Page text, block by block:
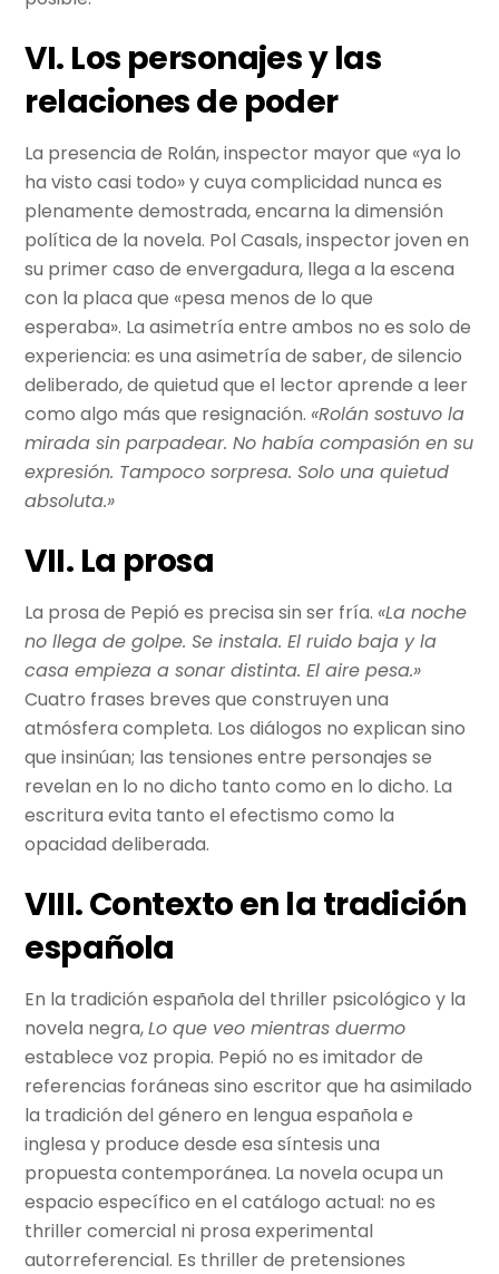
VI. Los personajes y las
relaciones de poder
La presencia de Rolán, inspector mayor que «ya lo
ha visto casi todo» y cuya complicidad nunca es
plenamente demostrada, encarna la dimensión
política de la novela. Pol Casals, inspector joven en
su primer caso de envergadura, llega a la escena
con la placa que «pesa menos de lo que
esperaba». La asimetría entre ambos no es solo de
experiencia: es una asimetría de saber, de silencio
deliberado, de quietud que el lector aprende a leer
como algo más que resignación. «Rolán sostuvo la
mirada sin parpadear. No había compasión en su
expresión. Tampoco sorpresa. Solo una quietud
absoluta.»
VII. La prosa
La prosa de Pepió es precisa sin ser fría. «La noche
no llega de golpe. Se instala. El ruido baja y la
casa empieza a sonar distinta. El aire pesa.»
Cuatro frases breves que construyen una
atmósfera completa. Los diálogos no explican sino
que insinúan; las tensiones entre personajes se
revelan en lo no dicho tanto como en lo dicho. La
escritura evita tanto el efectismo como la
opacidad deliberada.
VIII. Contexto en la tradición
española
En la tradición española del thriller psicológico y la
novela negra,Lo que veo mientras duermo
establece voz propia. Pepió no es imitador de
referencias foráneas sino escritor que ha asimilado
la tradición del género en lengua española e
inglesa y produce desde esa síntesis una
propuesta contemporánea. La novela ocupa un
espacio específico en el catálogo actual: no es
thriller comercial ni prosa experimental
autorreferencial. Es thriller de pretensiones